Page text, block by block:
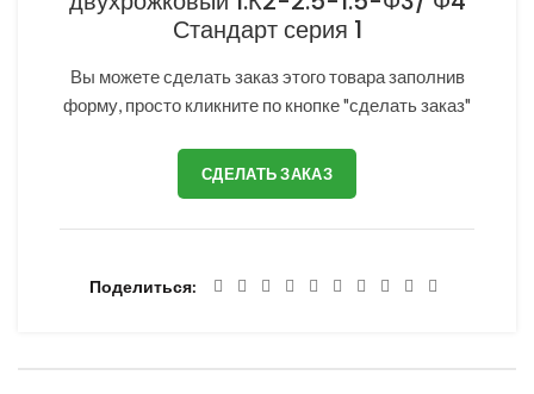
Стандарт серия 1
Вы можете сделать заказ этого товара заполнив
форму, просто кликните по кнопке "сделать заказ"
СДЕЛАТЬ ЗАКАЗ
Поделиться